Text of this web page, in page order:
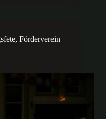
, Förderverein